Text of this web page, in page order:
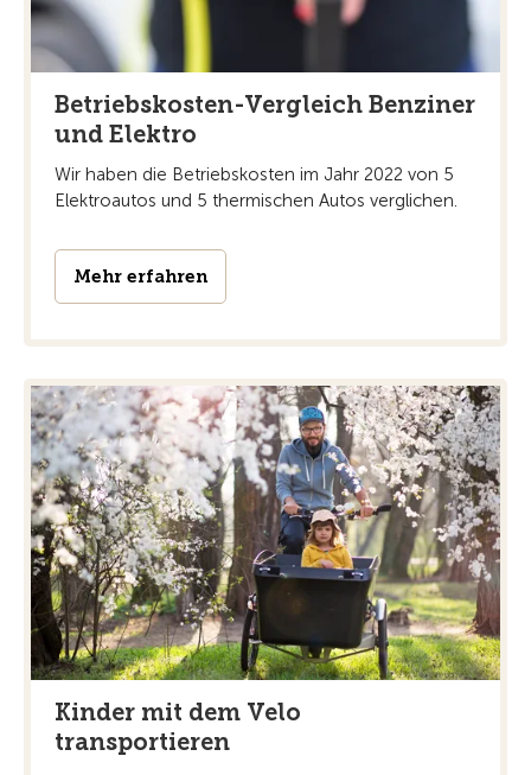
Betriebskosten-Vergleich Benziner
und Elektro
Wir haben die Betriebskosten im Jahr 2022 von 5
Elektroautos und 5 thermischen Autos verglichen.
Mehr erfahren
Kinder mit dem Velo
transportieren